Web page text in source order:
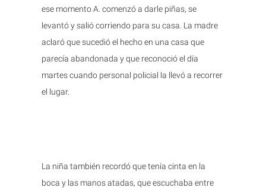
ese momento A. comenzó a darle piñas, se
levantó y salió corriendo para su casa. La madre
aclaró que sucedió el hecho en una casa que
parecía abandonada y que reconoció el día
martes cuando personal policial la llevó a recorrer
el lugar.
La niña también recordó que tenía cinta en la
boca y las manos atadas, que escuchaba entre